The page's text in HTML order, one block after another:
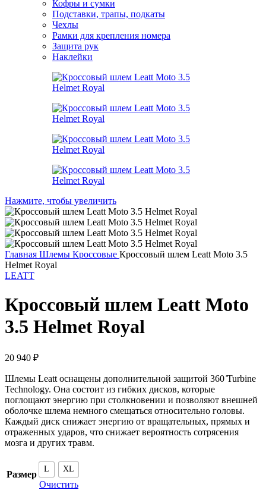
Кофры и сумки
Подставки, трапы, подкаты
Чехлы
Рамки для крепления номера
Защита рук
Наклейки
Нажмите, чтобы увеличить
Главная Шлемы Кроссовые Кроссовый шлем Leatt Moto 3.5
Helmet Royal
LEATT
Кроссовый шлем Leatt Moto
3.5 Helmet Royal
20 940 ₽
Шлемы Leatt оснащены дополнительной защитой 360 ̊Turbine
Technology. Она состоит из гибких дисков, которые
поглощают энергию при столкновении и позволяют внешней
оболочке шлема немного смещаться относительно головы.
Каждый диск снижает энергию от вращательных, прямых и
отраженных ударов, что снижает вероятность сотрясения
мозга и других травм.
Размер L XL
Очистить